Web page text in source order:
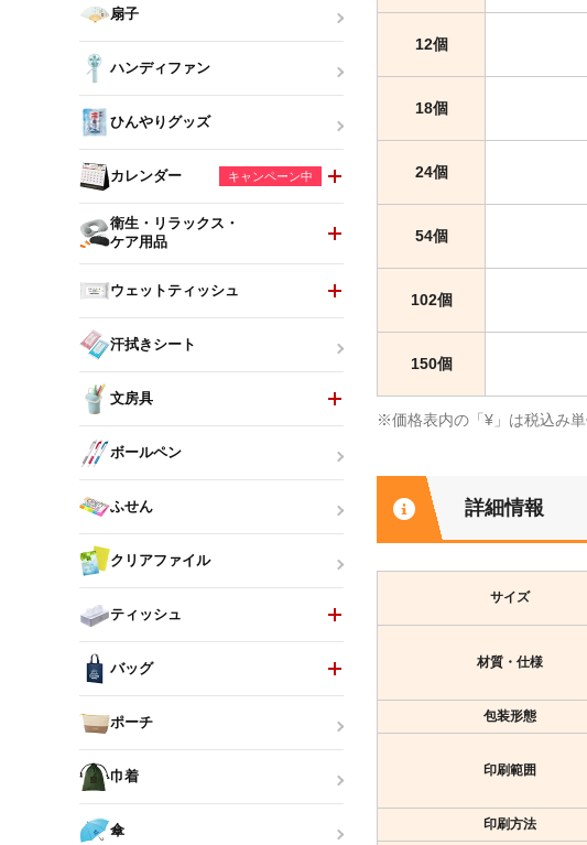
12個
18個
24個
54個
102個
150個
※価格表内の「¥」は税込み単
詳細情報
サイズ
材質・仕様
包装形態
印刷範囲
印刷方法
扇子
ハンディファン
ひんやりグッズ
カレンダー キャンペーン中
衛生・リラックス・
ケア用品
ウェットティッシュ
汗拭きシート
文房具
ボールペン
ふせん
クリアファイル
ティッシュ
バッグ
ポーチ
巾着
傘